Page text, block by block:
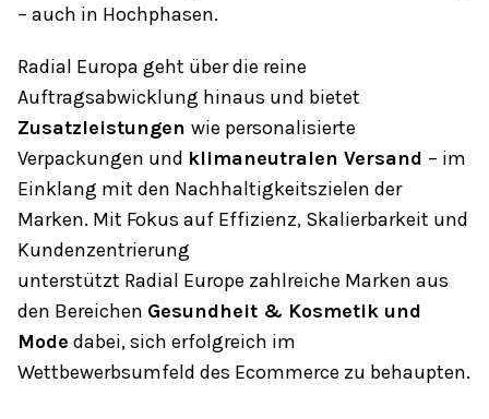
– auch in Hochphasen.
Radial Europa geht über die reine
Auftragsabwicklung hinaus und bietet
Zusatzleistungen wie personalisierte
Verpackungen und klimaneutralen Versand – im
Einklang mit den Nachhaltigkeitszielen der
Marken. Mit Fokus auf Effizienz, Skalierbarkeit und
Kundenzentrierung
unterstützt Radial Europe zahlreiche Marken aus
den Bereichen Gesundheit & Kosmetik und
Mode dabei, sich erfolgreich im
Wettbewerbsumfeld des Ecommerce zu behaupten.